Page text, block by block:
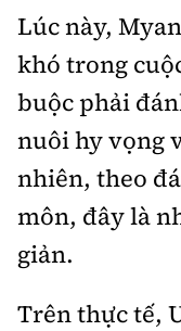
Lúc này,
khó trong
buộc phải
nuôi hy vọng
nhiên, theo
môn, đây là
giản.
Trên thực tế,